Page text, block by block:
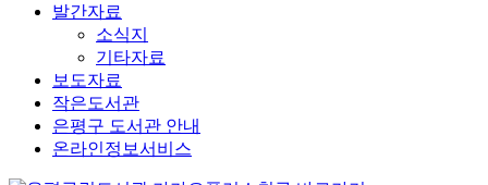
발간자료
소식지
기타자료
보도자료
작은도서관
은평구 도서관 안내
온라인정보서비스